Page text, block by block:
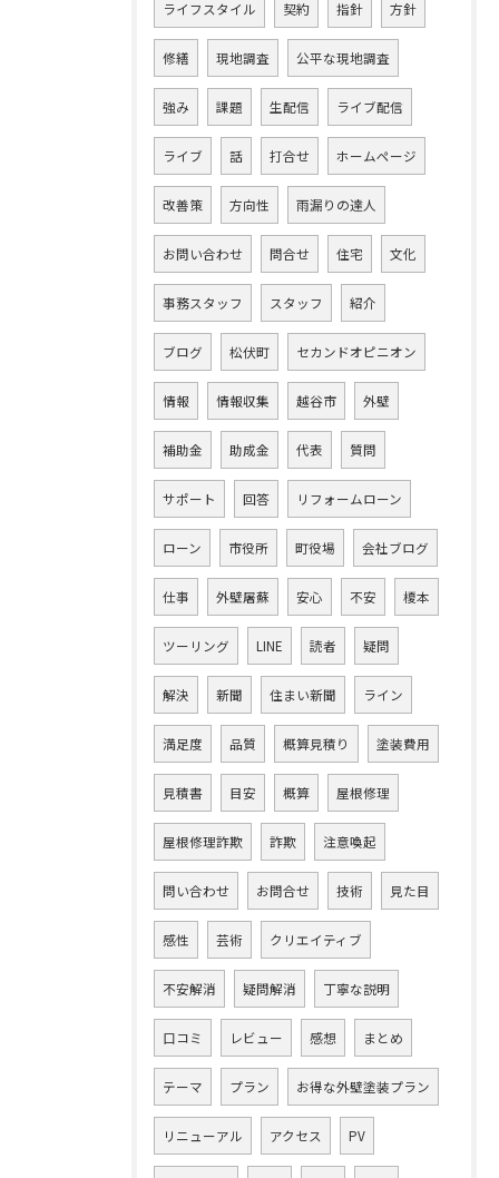
ライフスタイル 契約 指針 方針
修繕 現地調査 公平な現地調査
強み 課題 生配信 ライブ配信
ライブ 話 打合せ ホームページ
改善策 方向性 雨漏りの達人
お問い合わせ 問合せ 住宅 文化
事務スタッフ スタッフ 紹介
ブログ 松伏町 セカンドオピニオン
情報 情報収集 越谷市 外壁
補助金 助成金 代表 質問
サポート 回答 リフォームローン
ローン 市役所 町役場 会社ブログ
仕事 外壁屠蘇 安心 不安 榎本
ツーリング LINE 読者 疑問
解決 新聞 住まい新聞 ライン
満足度 品質 概算見積り 塗装費用
見積書 目安 概算 屋根修理
屋根修理詐欺 詐欺 注意喚起
問い合わせ お問合せ 技術 見た目
感性 芸術 クリエイティブ
不安解消 疑問解消 丁寧な説明
口コミ レビュー 感想 まとめ
テーマ プラン お得な外壁塗装プラン
リニューアル アクセス PV